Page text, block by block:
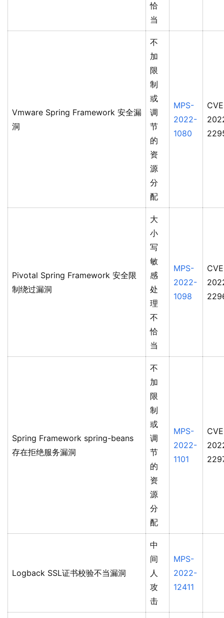
恰
当
Vmware Spring Framework 安全漏
洞
不
加
限
制
或
调
节
的
资
源
分
配
MPS-
2022-
1080
Pivotal Spring Framework 安全限
制绕过漏洞
大
小
写
敏
感
处
理
不
恰
当
MPS-
2022-
1098
Spring Framework spring-beans
存在拒绝服务漏洞
不
加
限
制
或
调
节
的
资
源
分
配
MPS-
2022-
1101
Logback SSL证书校验不当漏洞
中
间
人
攻
击
MPS-
2022-
12411